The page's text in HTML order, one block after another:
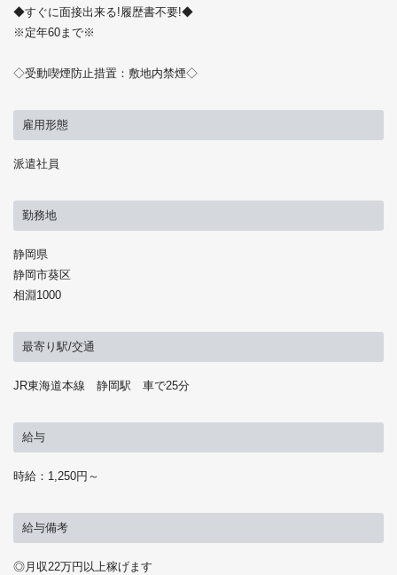
◆すぐに面接出来る!履歴書不要!◆
※定年60まで※
◇受動喫煙防止措置：敷地内禁煙◇
雇用形態
派遣社員
勤務地
静岡県
静岡市葵区
相淵1000
最寄り駅/交通
JR東海道本線 静岡駅 車で25分
給与
時給：1,250円～
給与備考
◎月収22万円以上稼げます